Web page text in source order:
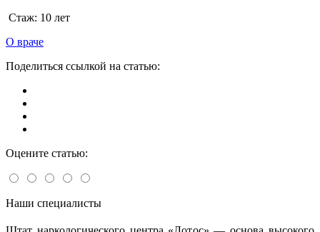
Стаж: 10 лет
О враче
Поделиться ссылкой на статью:
Оцените статью:
Наши специалисты